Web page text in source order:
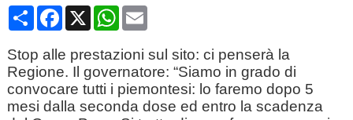
CondividiFacebook
X WhatsApp
Email
Stop alle prestazioni sul sito: ci penserà la
Regione. Il governatore: “Siamo in grado di
convocare tutti i piemontesi: lo faremo dopo 5
mesi dalla seconda dose ed entro la scadenza